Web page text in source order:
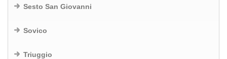
Sesto San Giovanni
Sovico
Triuggio